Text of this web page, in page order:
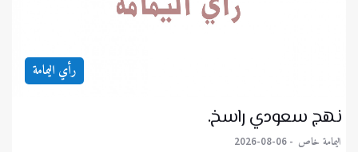
رأي اليمامة
نهج سعودي راسخ.
اليمامة خاص 2026-08-06